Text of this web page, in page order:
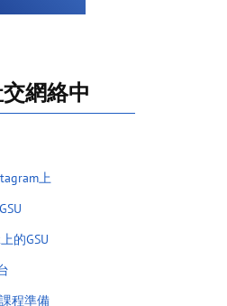
網絡中
上
的GSU
程準備